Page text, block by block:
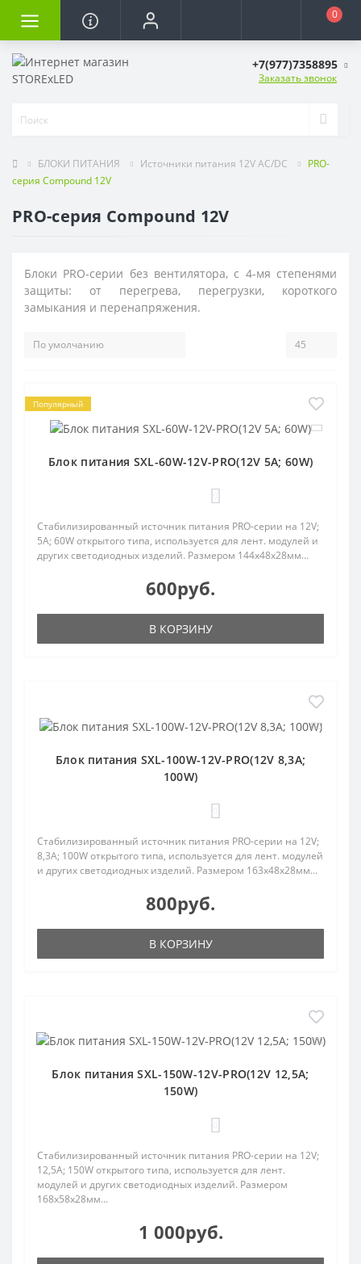
0
+7(977)7358895
Заказать звонок
БЛОКИ ПИТАНИЯ Источники питания 12V AC/DC
PRO-
серия Compound 12V
PRO-серия Compound 12V
Блоки PRO-серии без вентилятора, с 4-мя степенями
защиты: от перегрева, перегрузки, короткого
замыкания и перенапряжения.
Популярный
Блок питания SXL-60W-12V-PRO(12V 5A; 60W)
Стабилизированный источник питания PRO-серии на 12V;
5A; 60W открытого типа, используется для лент. модулей и
других светодиодных изделий. Размером 144х48х28мм...
600руб.
В КОРЗИНУ
Блок питания SXL-100W-12V-PRO(12V 8,3A;
100W)
Стабилизированный источник питания PRO-серии на 12V;
8,3A; 100W открытого типа, используется для лент. модулей
и других светодиодных изделий. Размером 163х48х28мм...
800руб.
В КОРЗИНУ
Блок питания SXL-150W-12V-PRO(12V 12,5A;
150W)
Стабилизированный источник питания PRO-серии на 12V;
12,5A; 150W открытого типа, используется для лент.
модулей и других светодиодных изделий. Размером
168х58х28мм...
1 000руб.